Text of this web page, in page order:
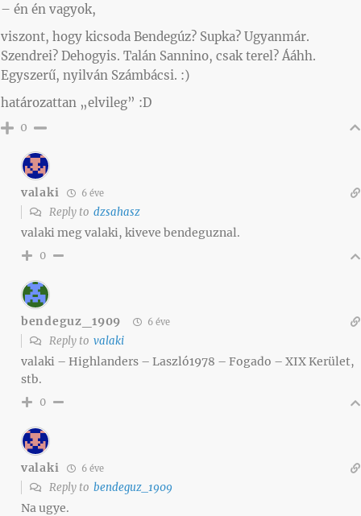
– én én vagyok,
viszont, hogy kicsoda Bendegúz? Supka? Ugyanmár.
Szendrei? Dehogyis. Talán Sannino, csak terel? Ááhh.
Egyszerű, nyilván Számbácsi. :)
határozattan „elvileg” :D
0
valaki 6 éve
Reply to dzsahasz
valaki meg valaki, kiveve bendeguznal.
0
bendeguz_1909 6 éve
Reply to valaki
valaki – Highlanders – Laszló1978 – Fogado – XIX Kerület,
stb.
0
valaki 6 éve
Reply to bendeguz_1909
Na ugye.